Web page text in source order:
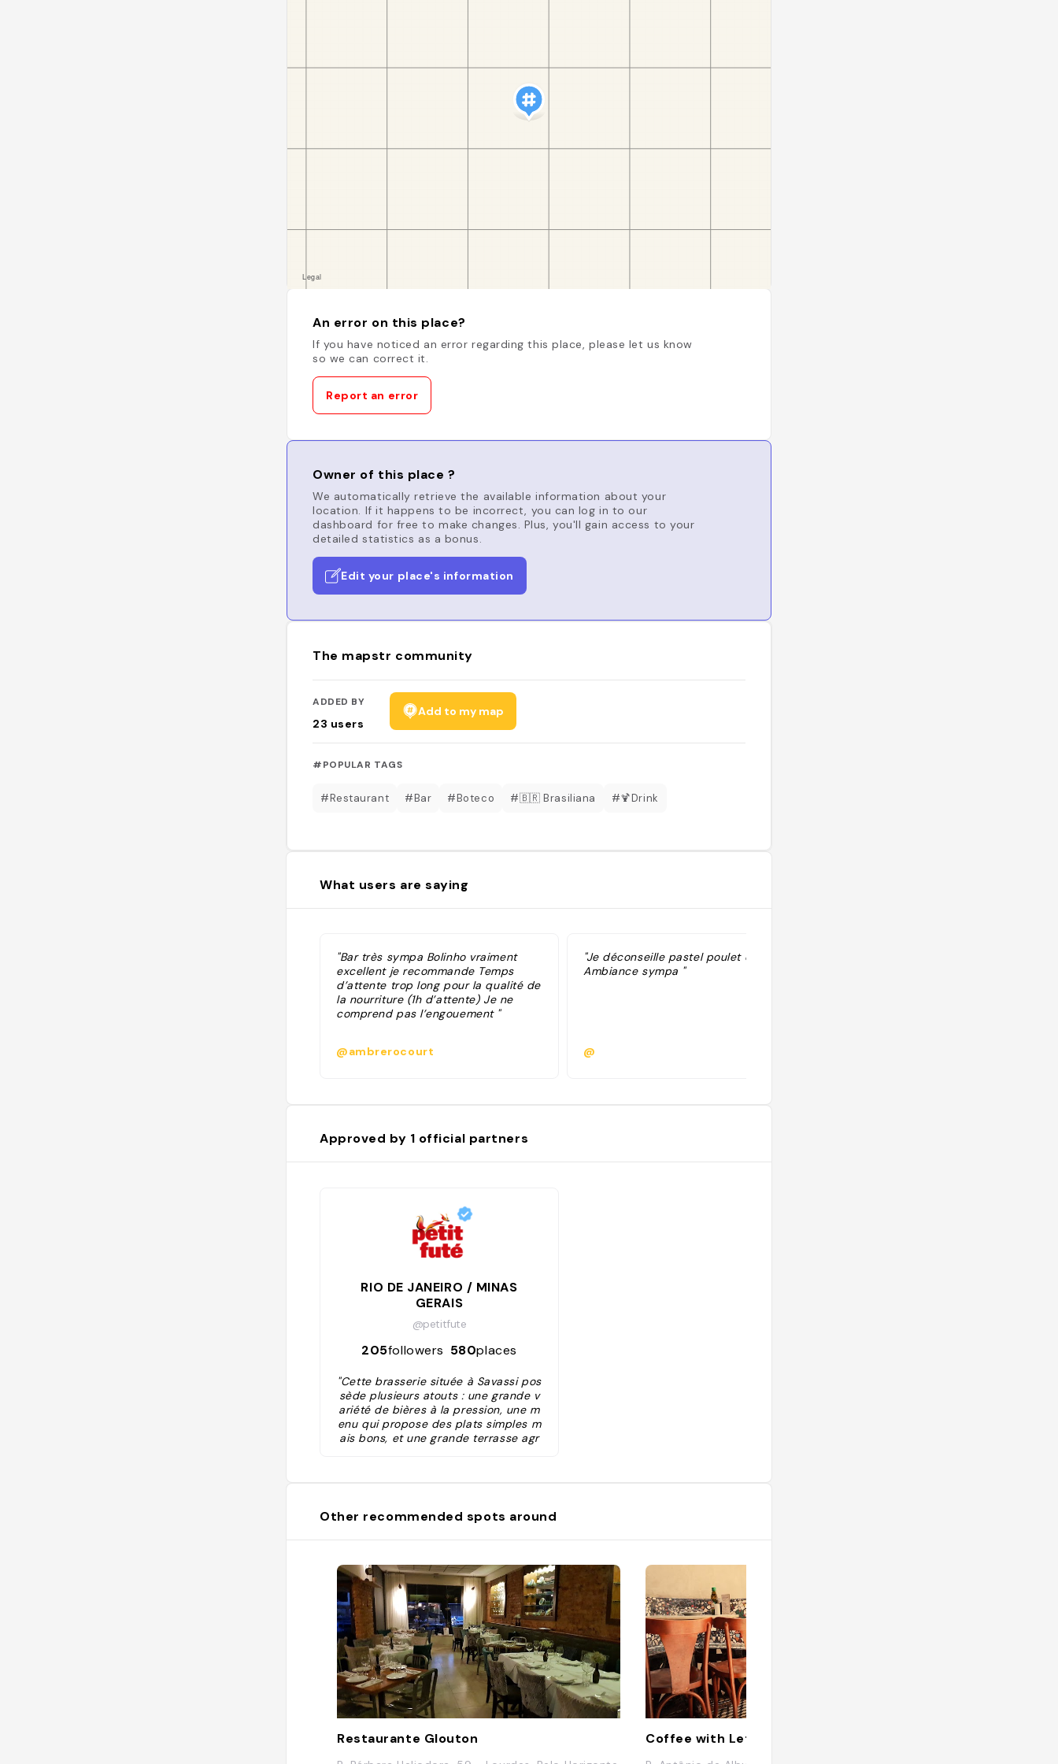
An error on this place?
If you have noticed an error regarding this place, please let us know
so we can correct it.
Report an error
Owner of this place ?
We automatically retrieve the available information about your
location. If it happens to be incorrect, you can log in to our
dashboard for free to make changes. Plus, you'll gain access to your
detailed statistics as a bonus.
Edit your place's information
The mapstr community
ADDED BY
23 users
Add to my map
#POPULAR TAGS
#Restaurant #Bar #Boteco #🇧🇷 Brasiliana #🍹Drink
What users are saying
"Bar très sympa Bolinho vraiment
excellent je recommande Temps
d’attente trop long pour la qualité de
la nourriture (1h d’attente) Je ne
comprend pas l’engouement "
@ambrerocourt
"Je déconseille pastel poulet crème
Ambiance sympa "
@
Approved by 1 official partners
RIO DE JANEIRO / MINAS
GERAIS
@petitfute
205followers 580places
"Cette brasserie située à Savassi pos
sède plusieurs atouts : une grande v
ariété de bières à la pression, une m
enu qui propose des plats simples m
ais bons, et une grande terrasse agr
Other recommended spots around
Restaurante Glouton Coffee with Letters